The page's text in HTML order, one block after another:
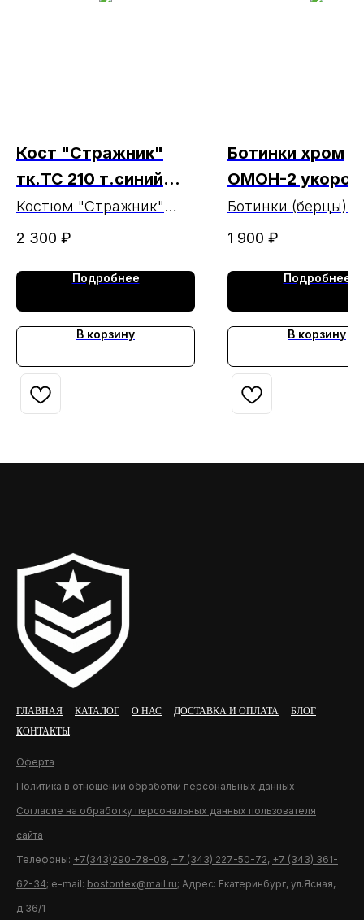
Кост "Стражник"
тк.ТС 210 т.синий
МАРКА ( ЧЗ 23.07.24)
Костюм "Стражник"
т.синий. т/с 210 МАРКА
2 300 ₽
Подробнее
В корзину
Ботинки хром
ОМОН-2
Ботинки (берцы)
хром ОМОН-2
1 900 ₽
Подробнее
В корзину
ГЛАВНАЯ КАТАЛОГ О НАС ДОСТАВКА И ОПЛАТА
БЛОГ
КОНТАКТЫ
Оферта
Политика в отношении обработки персональных данных
Согласие на обработку персональных данных пользователя
сайта
Телефоны: +7(343)290-78-08, +7 (343) 227-50-72, +7 (343) 361-
62-34; e-mail: bostontex@mail.ru; Адрес: Екатеринбург, ул.Ясная,
д.36/1